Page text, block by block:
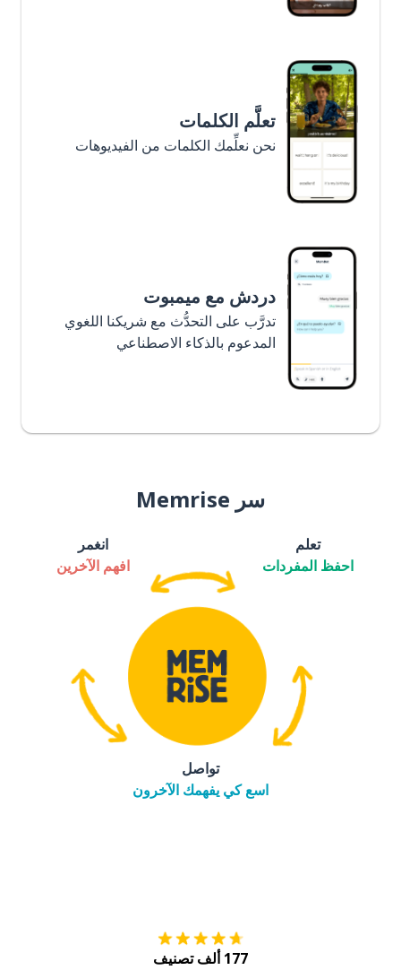
تعلَّم الكلمات
نحن نعلِّمك الكلمات من الفيديوهات
دردش مع ميمبوت
تدرَّب على التحدُّث مع شريكنا اللغوي
المدعوم بالذكاء الاصطناعي
سر Memrise
تعلم
احفظ المفردات
انغمر
افهم الآخرين
تواصل
اسع كي يفهمك الآخرون
177 ألف تصنيف